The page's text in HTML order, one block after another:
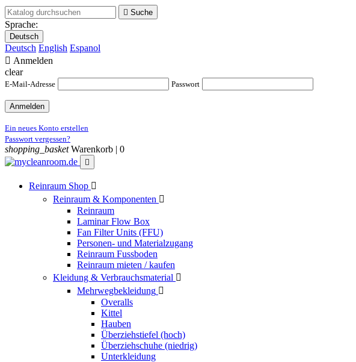
 Suche
Sprache:
Deutsch
Deutsch English Espanol
 Anmelden
clear
E-Mail-Adresse Passwort
Anmelden
Ein neues Konto erstellen
Passwort vergessen?
shopping_basket Warenkorb | 0

Reinraum Shop 
Reinraum & Komponenten 
Reinraum
Laminar Flow Box
Fan Filter Units (FFU)
Personen- und Materialzugang
Reinraum Fussboden
Reinraum mieten / kaufen
Kleidung & Verbrauchsmaterial 
Mehrwegbekleidung 
Overalls
Kittel
Hauben
Überziehstiefel (hoch)
Überziehschuhe (niedrig)
Unterkleidung